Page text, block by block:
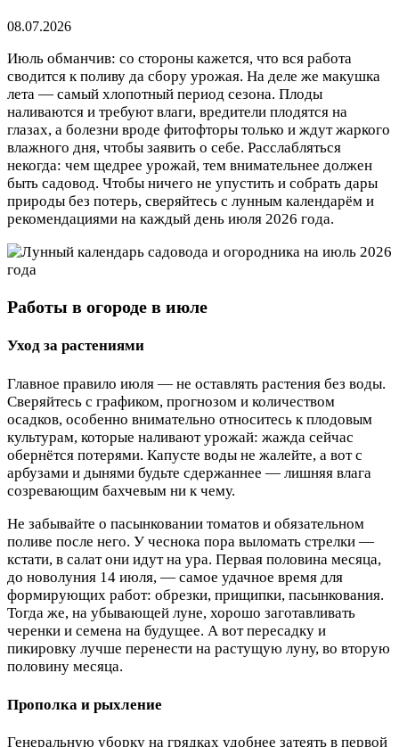
08.07.2026
Июль обманчив: со стороны кажется, что вся работа
сводится к поливу да сбору урожая. На деле же макушка
лета — самый хлопотный период сезона. Плоды
наливаются и требуют влаги, вредители плодятся на
глазах, а болезни вроде фитофторы только и ждут жаркого
влажного дня, чтобы заявить о себе. Расслабляться
некогда: чем щедрее урожай, тем внимательнее должен
быть садовод. Чтобы ничего не упустить и собрать дары
природы без потерь, сверяйтесь с лунным календарём и
рекомендациями на каждый день июля 2026 года.
Работы в огороде в июле
Уход за растениями
Главное правило июля — не оставлять растения без воды.
Сверяйтесь с графиком, прогнозом и количеством
осадков, особенно внимательно относитесь к плодовым
культурам, которые наливают урожай: жажда сейчас
обернётся потерями. Капусте воды не жалейте, а вот с
арбузами и дынями будьте сдержаннее — лишняя влага
созревающим бахчевым ни к чему.
Не забывайте о пасынковании томатов и обязательном
поливе после него. У чеснока пора выломать стрелки —
кстати, в салат они идут на ура. Первая половина месяца,
до новолуния 14 июля, — самое удачное время для
формирующих работ: обрезки, прищипки, пасынкования.
Тогда же, на убывающей луне, хорошо заготавливать
черенки и семена на будущее. А вот пересадку и
пикировку лучше перенести на растущую луну, во вторую
половину месяца.
Прополка и рыхление
Генеральную уборку на грядках удобнее затеять в первой